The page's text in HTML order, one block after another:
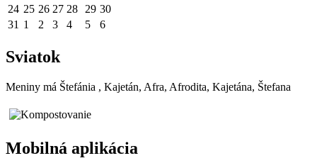
24 25 26 27 28 29 30
31 1 2 3 4 5 6
Sviatok
Meniny má Štefánia , Kajetán, Afra, Afrodita, Kajetána, Štefana
Mobilná aplikácia